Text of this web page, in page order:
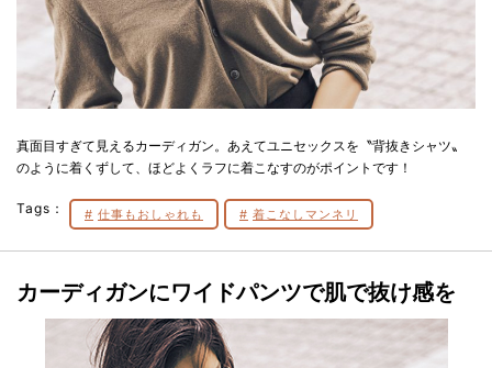
真面目すぎて見えるカーディガン。あえてユニセックスを〝背抜きシャツ〟
のように着くずして、ほどよくラフに着こなすのがポイントです！
Tags： 仕事もおしゃれも 着こなしマンネリ
カーディガンにワイドパンツで肌で抜け感を